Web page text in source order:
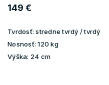
149 €
Tvrdosť: stredne tvrdý / tvrdý
Nosnosť: 120 kg
Výška: 24 cm